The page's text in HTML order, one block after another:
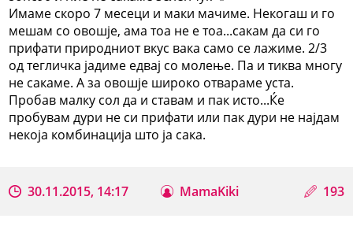
Имаме скоро 7 месеци и маки мачиме. Некогаш и го
мешам со овошје, ама тоа не е тоа...сакам да си го
прифати природниот вкус вака само се лажиме. 2/3
од тегличка јадиме едвај со молење. Па и тиква многу
не сакаме. А за овошје широко отвараме уста.
Пробав малку сол да и ставам и пак исто...Ќе
пробувам дури не си прифати или пак дури не најдам
некоја комбинација што ја сака.
30.11.2015, 14:17 MamaKiki 193